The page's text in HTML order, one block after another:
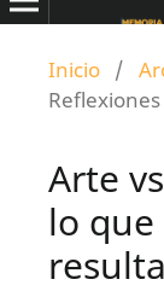
Inicio /
Arte
lo